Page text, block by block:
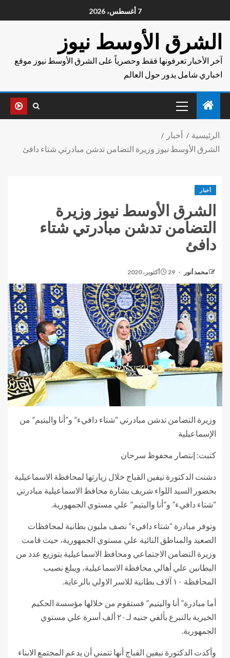
7 أغسطس، 2026
الشرق الأوسط نيوز
آخر الأخبار تعرفونها فقط وحصرياً على الشرق الأوسط نيوز موقع
اخباري شامل يدور حول العالم
الرئيسية
أخبار
الشرق الأوسط نيوز وزيرة التضامن تدشن مبادرتي شتاء دافئ
أخبار
الشرق الأوسط نيوز وزيرة
التضامن تدشن مبادرتي شتاء
دافئ
محمد أنور 29 أكتوبر، 2020
وزيرة التضامن تدشن مبادرتي “شتاء دافيء” و”أنا واليتيم” من
الإسماعيلية
كتبت: إنتصار محفوظ سرحان
دشنت الدكتورة نيفين القباج خلال زيارتها لمحافظة الاسماعيلية
بحضور السيد اللواء شريف بشارة محافظ الاسماعيلية مبادرتي
“شتاء دافيء” و”أنا واليتيم” علي مستوي الجمهورية.
وتوفر مبادرة “شتاء دافيء” نصف مليون بطانية لمحافظات
الصعيد والمناطق النائية علي مستوي الجمهورية، حيث قامت
وزيرة التضامن الاجتماعي ومحافظ الاسماعيلية بتوزيع عدد من
البطانين علي أهالي محافظة الاسماعيلية، ويبلغ نصيب
المحافظة ١٠ آلاف بطانية للاسر الاولي بالرعاية.
أما مبادرة” أنا واليتيم” فستقوم من خلالها مؤسسة الحكيم
الخيرية بالتبرع بألفي جنيه لـ٢٠ ألف أسرة علي مستوي
الجمهورية.
وأكدت الدكتورة نيفين القباج أنها تتمني أن يدعم المجتمع الابناء